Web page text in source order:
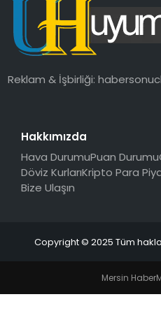
SAĞLIK
MAGAZIN
Reklam & İşbirliği:
Hakkımızda
Hava DurumuPuan Durumu
Döviz KurlarıKripto Para
Bize Ulaşın
Copyright © 2025 Tüm
Mersin Haber